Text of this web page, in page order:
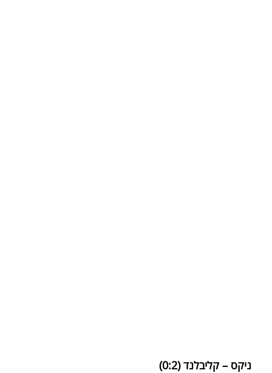
ניקס – קליבלנד (0:2)